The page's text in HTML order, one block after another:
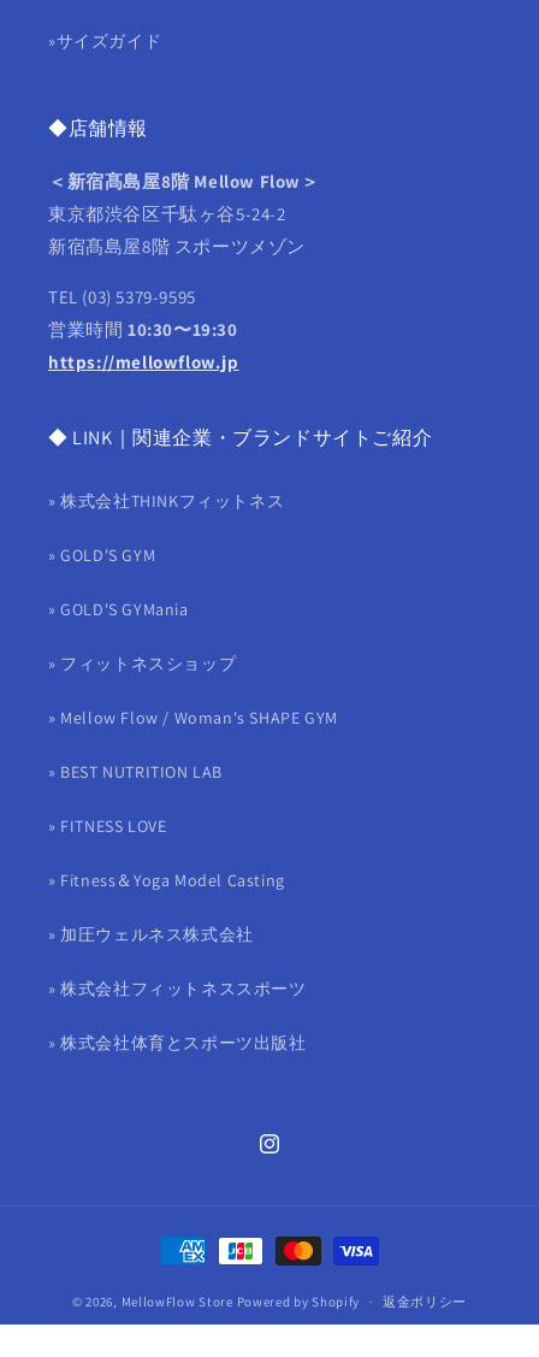
»サイズガイド
◆店舗情報
＜新宿髙島屋8階 Mellow Flow＞
東京都渋谷区千駄ヶ谷5‑24‑2
新宿髙島屋8階 スポーツメゾン
TEL (03) 5379-9595
営業時間 10:30〜19:30
https://mellowflow.jp
◆ LINK｜関連企業・ブランドサイトご紹介
» 株式会社THINKフィットネス
» GOLD'S GYM
» GOLD'S GYMania
» フィットネスショップ
» Mellow Flow / Woman's SHAPE GYM
» BEST NUTRITION LAB
» FITNESS LOVE
» Fitness＆Yoga Model Casting
» 加圧ウェルネス株式会社
» 株式会社フィットネススポーツ
» 株式会社体育とスポーツ出版社
Instagram
決
済
方
© 2026, MellowFlow Store Powered by Shopify 返金ポリシー